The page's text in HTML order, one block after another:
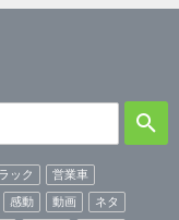
ック
営業車
感動 動画
ネタ